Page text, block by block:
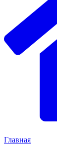
Главная